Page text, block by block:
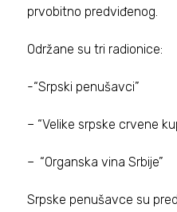
prvobitno predviđenog.
Održane su tri radionice:
-“Srpski penušavci”
– “Velike srpske crvene
– “Organska vina Srbije”
Srpske penušavce su